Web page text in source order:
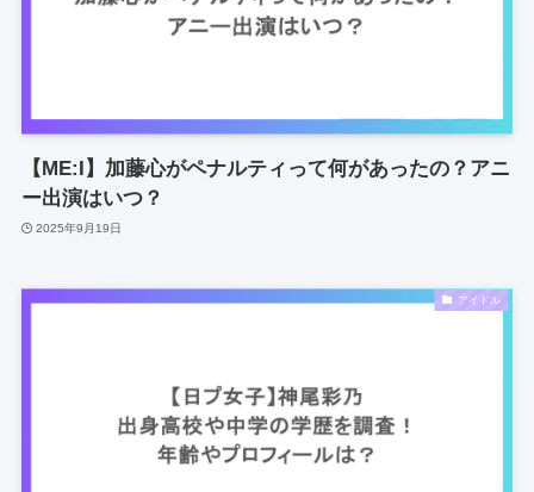
【ME:I】加藤心がペナルティって何があったの？アニ
ー出演はいつ？
2025年9月19日
アイドル